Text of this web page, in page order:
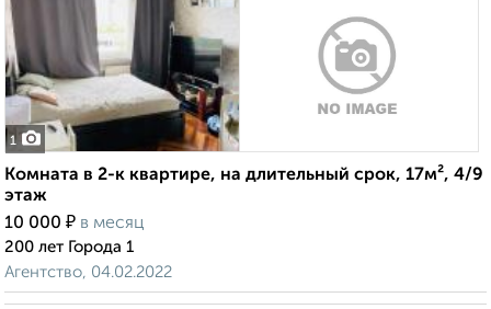
1
Комната в 2-к квартире, на длительный срок, 17м², 4/9
этаж
10 000 ₽ в месяц
200 лет Города 1
Агентство, 04.02.2022